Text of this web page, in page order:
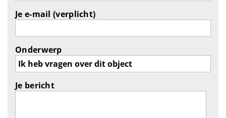
Je e-mail (verplicht)
Onderwerp
Je bericht